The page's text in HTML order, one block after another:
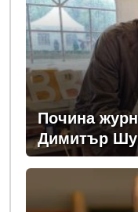
Почина
Димитър